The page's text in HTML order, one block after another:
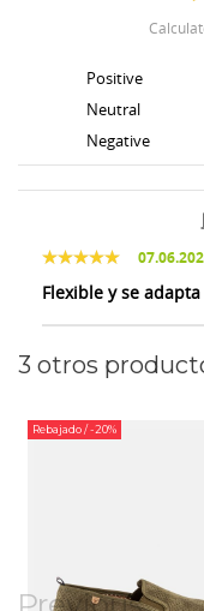
Positive
Neutral
Negative
Flexible y se
3 otros
Rebajado/ -20%